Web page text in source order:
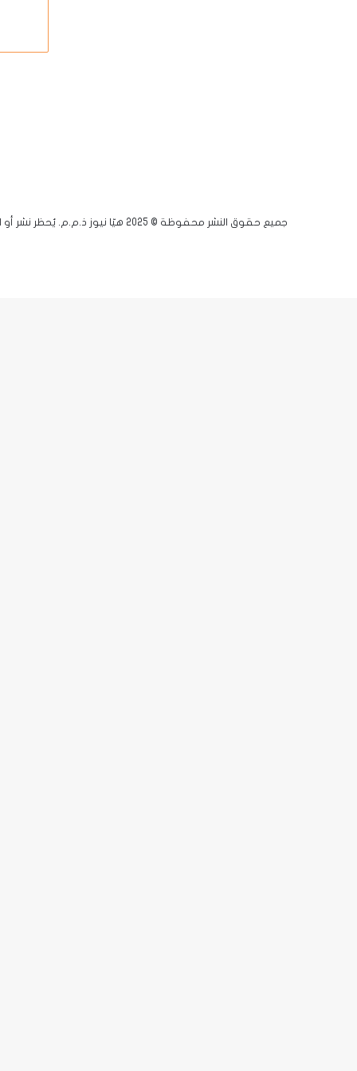
جميع حقوق النشر محفوظة © 2025 هيّا نيوز ذ.م.م. يُحظر نشر أو اقتباس أي مادة دون إذن مسبق.